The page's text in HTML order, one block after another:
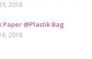
2018
Paper @Plastik Bag
2018